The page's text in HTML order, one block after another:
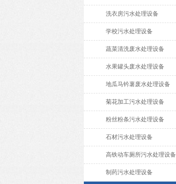
洗衣房污水处理设备
学校污水处理设备
蔬菜清洗废水处理设备
水果罐头废水处理设备
地瓜马钤薯废水处理设备
菊花加工污水处理设备
粉丝粉条污水处理设备
石材污水处理设备
高铁动车厕所污水处理设备
制药污水处理设备